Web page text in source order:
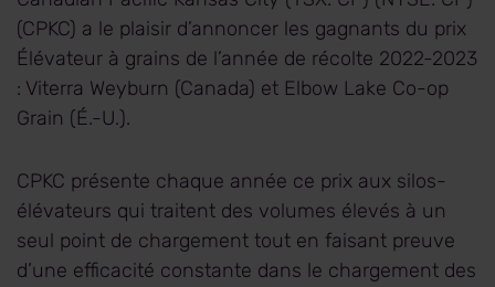
(CPKC) a le plaisir d’annoncer les gagnants du prix
Élévateur à grains de l’année de récolte 2022-2023
: Viterra Weyburn (Canada) et Elbow Lake Co-op
Grain (É.-U.).
CPKC présente chaque année ce prix aux silos-
élévateurs qui traitent des volumes élevés à un
seul point de chargement tout en faisant preuve
d’une efficacité constante dans le chargement des